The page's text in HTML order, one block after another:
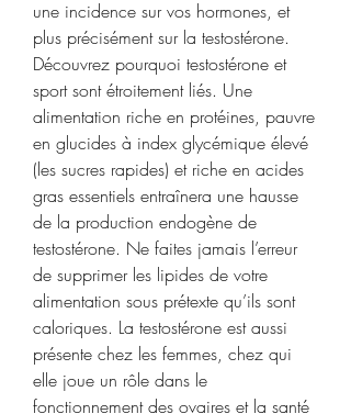
une incidence sur vos hormones, et
plus précisément sur la testostérone.
Découvrez pourquoi testostérone et
sport sont étroitement liés. Une
alimentation riche en protéines, pauvre
en glucides à index glycémique élevé
(les sucres rapides) et riche en acides
gras essentiels entraînera une hausse
de la production endogène de
testostérone. Ne faites jamais l’erreur
de supprimer les lipides de votre
alimentation sous prétexte qu’ils sont
caloriques. La testostérone est aussi
présente chez les femmes, chez qui
elle joue un rôle dans le
fonctionnement des ovaires et la santé